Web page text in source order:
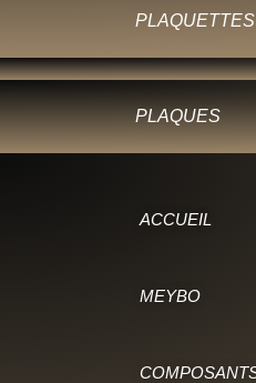
PLAQUETTES
PLAQUES
ACCUEIL
MEYBO